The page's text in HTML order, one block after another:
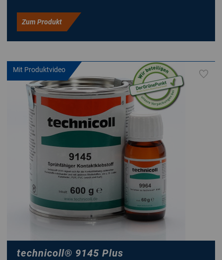
Zum Produkt
Mit Produktvideo
technicoll® 9145 Plus